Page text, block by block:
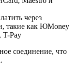
через
такие как ЮMoney
T-Pay
соединение, что